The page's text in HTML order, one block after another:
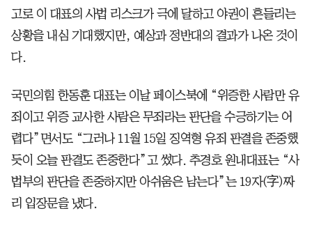
고로 이 대표의 사법 리스크가 극에 달하고 야권이 흔들리는
상황을 내심 기대했지만, 예상과 정반대의 결과가 나온 것이
다.
국민의힘 한동훈 대표는 이날 페이스북에 “위증한 사람만 유
죄이고 위증 교사한 사람은 무죄라는 판단을 수긍하기는 어
렵다”면서도 “그러나 11월 15일 징역형 유죄 판결을 존중했
듯이 오늘 판결도 존중한다”고 썼다. 추경호 원내대표는 “사
법부의 판단을 존중하지만 아쉬움은 남는다”는 19자(字)짜
리 입장문을 냈다.